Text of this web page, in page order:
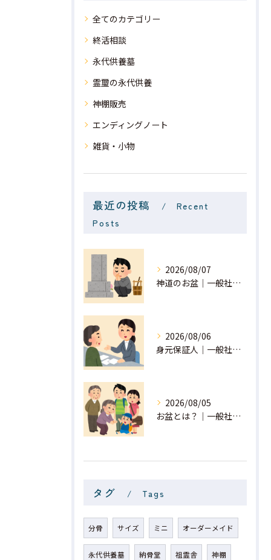
全てのカテゴリー
終活相談
永代供養墓
霊璽の永代供養
神棚販売
エンディングノート
雑貨・小物
最近の投稿
Recent
Posts
2026/08/07
神道のお盆｜一般社団法人 星月
2026/08/06
身元保証人｜一般社団法人 星月
2026/08/05
お盆とは？｜一般社団法人 星月
タグ Tags
分骨 サイズ ミニ オーダーメイド
永代供養墓 納骨堂 祖霊舎 神棚